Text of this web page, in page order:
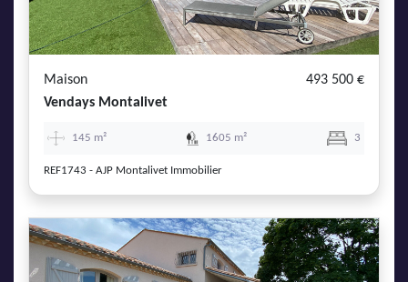
Maison
493 500 €
Vendays Montalivet
145 m² 1605 m² 3
REF1743 - AJP Montalivet Immobilier